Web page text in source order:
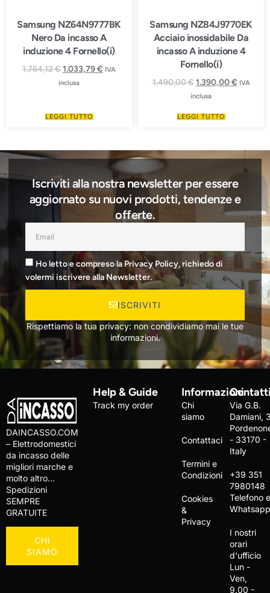
Samsung NZ64N9777BK
Nero Da incasso A
induzione 4 Fornello(i)
1.764,12€1.033,79€ IVA
inclusa
LEGGI TUTTO
Samsung NZ84J9770EK
Acciaio inossidabile Da
incasso A induzione 4
Fornello(i)
1.490,00€ 1.390,00€ IVA
inclusa
LEGGI TUTTO
Iscriviti alla nostra newsletter per essere
aggiornato su nuovi prodotti, tendenze e
offerte.
Ho letto e compreso la Privacy Policy, richiedo di
volermi iscrivere alla Newsletter.
ISCRIVITI
Rispettiamo la tua privacy: non condividiamo mai le tue
informazioni.
DAINCASSO.COM
– Elettrodomestici
da incasso delle
migliori marche e
molto altro…
Spedizioni
SEMPRE
GRATUITE
CHI
SIAMO
Help & Guide
Track my order
Informazioni
Chi
siamo
Contattaci
Termini e
Condizioni
Cookies
&
Privacy
Via G.B.
Damiani,
- 33170 -
Italy
+39 351
7980148
Telefono
I nostri
orari
d'ufficio
Lun -
Ven,
9.00 -